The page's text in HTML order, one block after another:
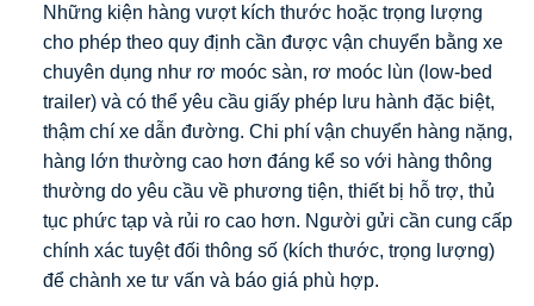
Những kiện hàng vượt kích thước hoặc trọng lượng
cho phép theo quy định cần được vận chuyển bằng xe
chuyên dụng như rơ moóc sàn, rơ moóc lùn (low-bed
trailer) và có thể yêu cầu giấy phép lưu hành đặc biệt,
thậm chí xe dẫn đường. Chi phí vận chuyển hàng nặng,
hàng lớn thường cao hơn đáng kể so với hàng thông
thường do yêu cầu về phương tiện, thiết bị hỗ trợ, thủ
tục phức tạp và rủi ro cao hơn. Người gửi cần cung cấp
chính xác tuyệt đối thông số (kích thước, trọng lượng)
để chành xe tư vấn và báo giá phù hợp.